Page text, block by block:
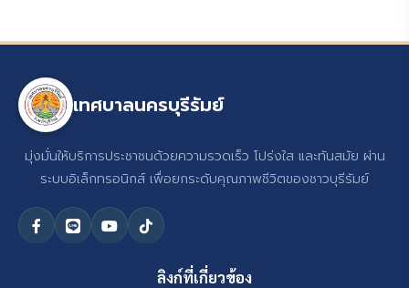
เทศบาลนครบุรีรัมย์
มุ่งมั่นให้บริการประชาชนด้วยความรวดเร็ว โปร่งใส และทันสมัย ผ่าน
ระบบอิเล็กทรอนิกส์ เพื่อยกระดับคุณภาพชีวิตของชาวบุรีรัมย์
ลิงก์ที่เกี่ยวข้อง